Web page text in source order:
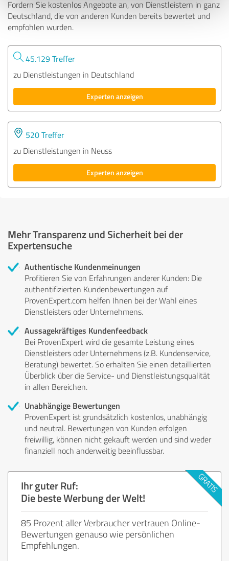
Fordern Sie kostenlos Angebote an, von Dienstleistern in ganz
Deutschland, die von anderen Kunden bereits bewertet und
empfohlen wurden.
45.129 Treffer
zu Dienstleistungen in Deutschland
Experten anzeigen
520 Treffer
zu Dienstleistungen in Neuss
Experten anzeigen
Mehr Transparenz und Sicherheit bei der
Expertensuche
Authentische Kundenmeinungen
Profitieren Sie von Erfahrungen anderer Kunden: Die
authentifizierten Kundenbewertungen auf
ProvenExpert.com helfen Ihnen bei der Wahl eines
Dienstleisters oder Unternehmens.
Aussagekräftiges Kundenfeedback
Bei ProvenExpert wird die gesamte Leistung eines
Dienstleisters oder Unternehmens (z.B. Kundenservice,
Beratung) bewertet. So erhalten Sie einen detaillierten
Überblick über die Service- und Dienstleistungsqualität
in allen Bereichen.
Unabhängige Bewertungen
ProvenExpert ist grundsätzlich kostenlos, unabhängig
und neutral. Bewertungen von Kunden erfolgen
freiwillig, können nicht gekauft werden und sind weder
finanziell noch anderweitig beeinflussbar.
Ihr guter Ruf:
Die beste Werbung der Welt!
85 Prozent aller Verbraucher vertrauen Online-
Bewertungen genauso wie persönlichen
Empfehlungen.